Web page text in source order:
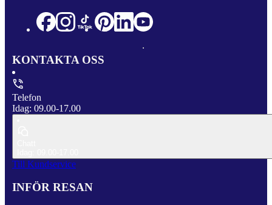
KONTAKTA OSS
Telefon
Idag: 09.00-17.00
Till Kundservice
INFÖR RESAN